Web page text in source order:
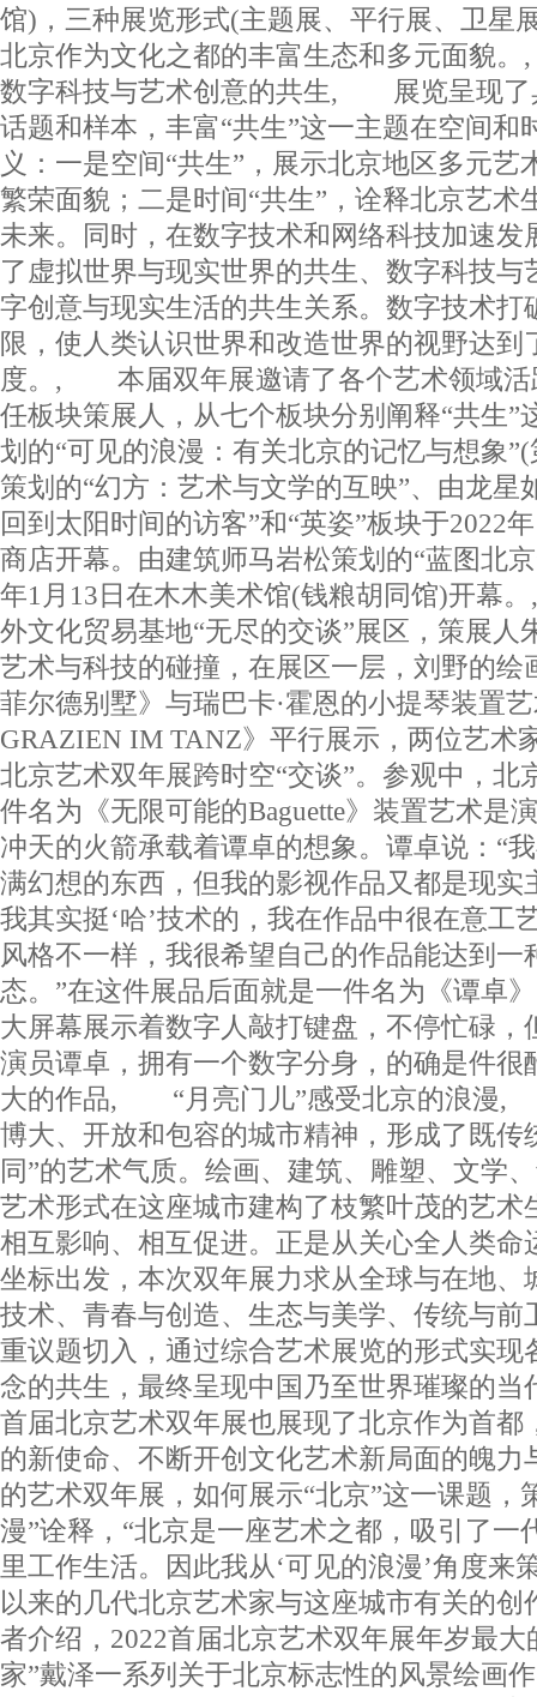
馆)，三种展览形式(主题展、平行展、卫星
北京作为文化之都的丰富生态和多元
数字科技与艺术创意的共生, 展览呈现了
话题和样本，丰富“共生”这一主题在空间和
义：一是空间“共生”，展示北京地区多元艺
繁荣面貌；二是时间“共生”，诠释北京艺术
未来。同时，在数字技术和网络科技加速发
了虚拟世界与现实世界的共生、数字科技与
字创意与现实生活的共生关系。数字技术打
限，使人类认识世界和改造世界的视野达到
度。, 本届双年展邀请了各个艺术领域活
任板块策展人，从七个板块分别阐释“共生”
划的“可见的浪漫：有关北京的记忆与想象
策划的“幻方：艺术与文学的互映”、由龙星
回到太阳时间的访客”和“英姿”板块于2022
商店开幕。由建筑师马岩松策划的“蓝图北
年1月13日在木木美术馆(钱粮胡同馆)开
外文化贸易基地“无尽的交谈”展区，策展人
艺术与科技的碰撞，在展区一层，刘野的绘
菲尔德别墅》与瑞巴卡·霍恩的小提琴装置
GRAZIEN IM TANZ》平行展示，两位艺术
北京艺术双年展跨时空“交谈”。参观中，北
件名为《无限可能的Baguette》装置艺术是
冲天的火箭承载着谭卓的想象。谭卓说：“
满幻想的东西，但我的影视作品又都是现实
我其实挺‘哈’技术的，我在作品中很在意工
风格不一样，我很希望自己的作品能达到一
态。”在这件展品后面就是一件名为《谭卓
大屏幕展示着数字人敲打键盘，不停忙碌，
演员谭卓，拥有一个数字分身，的确是
大的作品, “月亮门儿”感受北京的浪漫
博大、开放和包容的城市精神，形成了既传
同”的艺术气质。绘画、建筑、雕塑、文
艺术形式在这座城市建构了枝繁叶茂的艺术
相互影响、相互促进。正是从关心全人类命
坐标出发，本次双年展力求从全球与在地、
技术、青春与创造、生态与美学、传统与前
重议题切入，通过综合艺术展览的形式实现
念的共生，最终呈现中国乃至世界璀璨的当
首届北京艺术双年展也展现了北京作为首都
的新使命、不断开创文化艺术新局面的
的艺术双年展，如何展示“北京”这一课题，
漫”诠释，“北京是一座艺术之都，吸引了一
里工作生活。因此我从‘可见的浪漫’角度来
以来的几代北京艺术家与这座城市有关的创
者介绍，2022首届北京艺术双年展年岁最大
家”戴泽一系列关于北京标志性的风景绘画